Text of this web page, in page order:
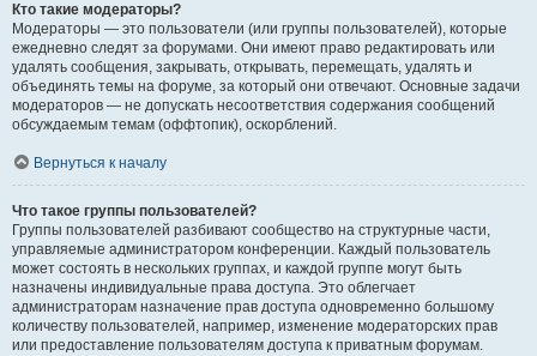
Кто такие модераторы?
Модераторы — это пользователи (или группы пользователей), которые
ежедневно следят за форумами. Они имеют право редактировать или
удалять сообщения, закрывать, открывать, перемещать, удалять и
объединять темы на форуме, за который они отвечают. Основные задачи
модераторов — не допускать несоответствия содержания сообщений
обсуждаемым темам (оффтопик), оскорблений.
Вернуться к началу
Что такое группы пользователей?
Группы пользователей разбивают сообщество на структурные части,
управляемые администратором конференции. Каждый пользователь
может состоять в нескольких группах, и каждой группе могут быть
назначены индивидуальные права доступа. Это облегчает
администраторам назначение прав доступа одновременно большому
количеству пользователей, например, изменение модераторских прав
или предоставление пользователям доступа к приватным форумам.